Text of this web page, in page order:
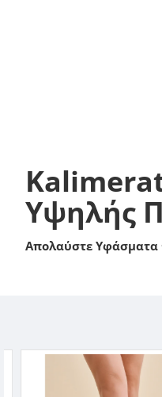
Υψηλής
Απολαύστε Υφάσματα